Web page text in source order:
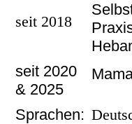
seit 2018
seit 2020
& 2025
Sprachen: